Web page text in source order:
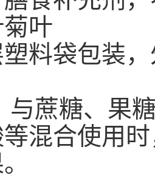
叶
料袋包装
与蔗糖、果
混合使用